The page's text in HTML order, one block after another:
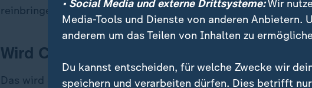
reinbringen, vielleicht auch die Emotionalität ein bisschen
Wird Cannabis wieder verboten?
Das wird Streeck wohl auch müssen, denn auf der To-do-Liste
• Social Media und externe Drittsysteme:Wir
Media-Tools und Dienste von anderen Anbietern.
anderem um das Teilen von Inhalten zu
Du kannst entscheiden, für welche Zwecke wir
speichern und verarbeiten dürfen. Dies betrifft